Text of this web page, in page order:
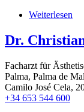
Weiterlesen
Dr.
Facharzt für
Palma, Palma de
Camilo José Cela,
+34 653 544 600